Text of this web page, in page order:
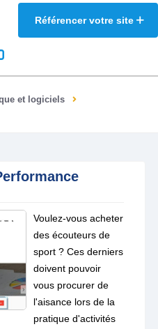
Référencer votre site
et logiciels
Voulez-vous acheter
des écouteurs de
sport ? Ces derniers
doivent pouvoir
vous procurer de
l'aisance lors de la
pratique d'activités